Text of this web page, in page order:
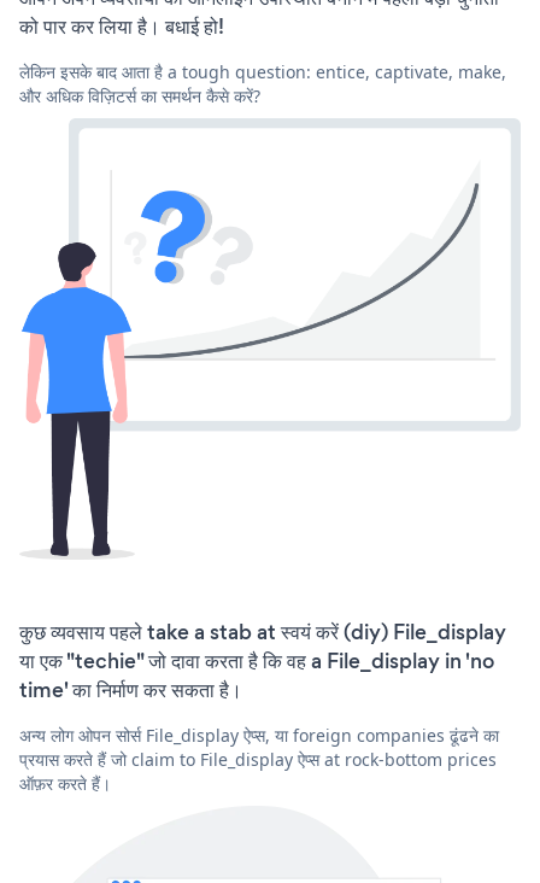
को पार कर लिया है। बधाई हो!
लेकिन इसके बाद आता है a tough question: entice, captivate, make,
और अधिक विज़िटर्स का समर्थन कैसे करें?
कुछ व्यवसाय पहले take a stab at स्वयं करें (diy) File_display
या एक "techie" जो दावा करता है कि वह a File_display in 'no
time' का निर्माण कर सकता है।
अन्य लोग ओपन सोर्स File_display ऐप्स, या foreign companies ढूंढने का
प्रयास करते हैं जो claim to File_display ऐप्स at rock-bottom prices
ऑफ़र करते हैं।